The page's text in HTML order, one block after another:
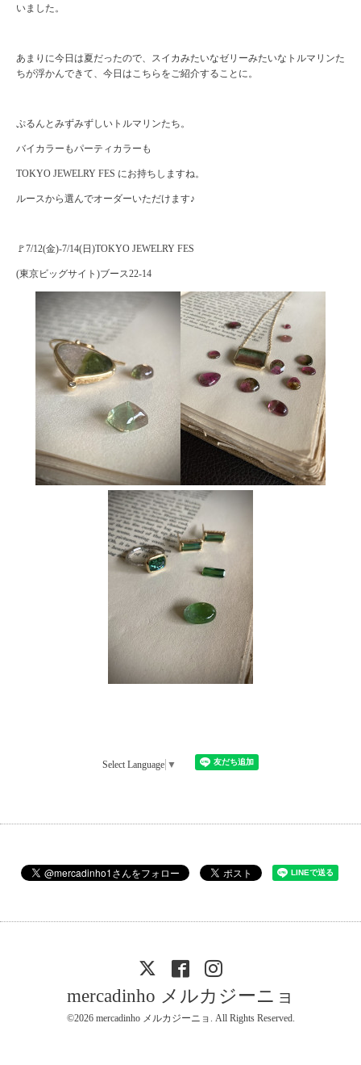
いました。
あまりに今日は夏だったので、スイカみたいなゼリーみたいなトルマリンた
ちが浮かんできて、今日はこちらをご紹介することに。
ぷるんとみずみずしいトルマリンたち。
バイカラーもパーティカラーも
TOKYO JEWELRY FES にお持ちしますね。
ルースから選んでオーダーいただけます♪
🚩7/12(金)-7/14(日)TOKYO JEWELRY FES
(東京ビッグサイト)ブース22-14
Select Language ▼
mercadinho メルカジーニョ
©2026 mercadinho メルカジーニョ . All Rights Reserved.